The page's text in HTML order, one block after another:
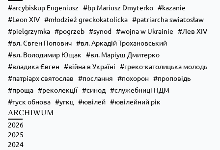
arcybiskup Eugeniusz bp Mariusz Dmyterko
kazanie
Leon XIV
młodzież greckokatolicka
patriarcha swiatosław
pielgrzymka
pogrzeb synod wojna w Ukrainie
Лев XIV
вл. Євген Попович
вл. Аркадій Трохановський
вл. Володимир Ющак
вл. Маріуш Дмитерко
владика Євген
війна в Україні
греко-католицька молодь
патріарх святослав
послання похорон
проповідь
проща
реколекції синод
служебниці НДМ
туск обнова
угкц ювілей ювілейний рік
ARCHIWUM
2026
2025
2024